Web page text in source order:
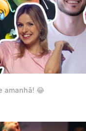
amanhã! 😂